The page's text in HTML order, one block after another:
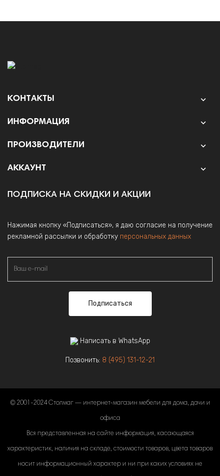
КОНТАКТЫ 
ИНФОРМАЦИЯ 
ПРОИЗВОДИТЕЛИ 
АККАУНТ 
ПОДПИСКА НА СКИДКИ И АКЦИИ
Нажимая кнопку «Подписаться», я даю согласие на получение
рекламной рассылки и обработку персональных данных
Подписаться
Написать в WhatsApp
Позвонить: 8 (495) 131-12-21
© 2001-2024 Столмаг — интернет-магазин мебели для дома, дачи и
офиса
Вся представленная на сайте информация, касающаяся
характеристик, наличия на складе, стоимости товаров, цвета товаров
носит информационный характер и ни при каких условиях не